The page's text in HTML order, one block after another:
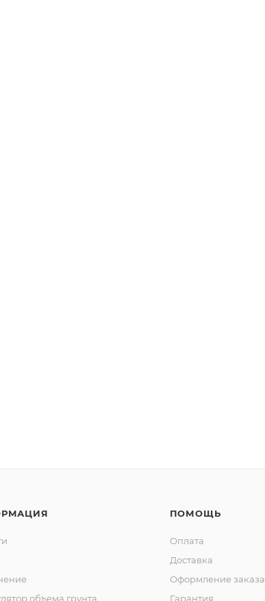
объема грунта
ПОМОЩЬ
Оплата
Доставка
Оформление заказа
Гарантия